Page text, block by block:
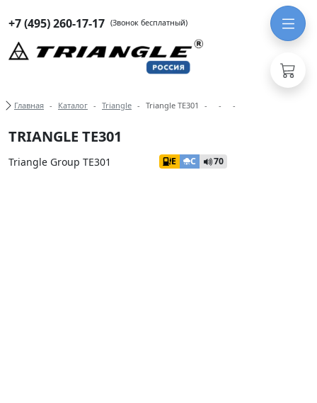
+7 (495) 260-17-17 (Звонок бесплатный)
Хлебные крошки
Главная Каталог Triangle Triangle TE301
TRIANGLE TE301
Triangle Group TE301 E C 70